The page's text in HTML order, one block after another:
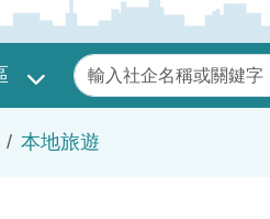
關鍵字
本地旅遊